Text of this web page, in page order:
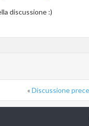
discussione :)
«Discussione